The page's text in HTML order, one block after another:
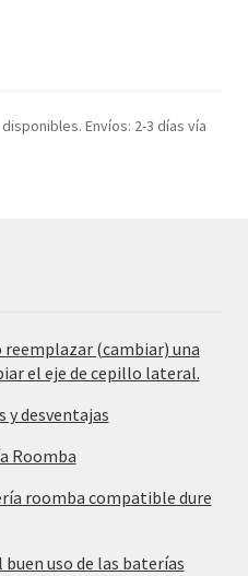
Envíos: 2-3 días vía
(cambiar) una
el eje de cepillo lateral.
y desventajas
Roomba
roomba compatible dure
uso de las baterías